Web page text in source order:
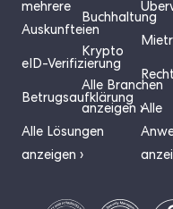
mehrere
Auskunfteien
eID-Verifizierung
Betrugsaufklärung
Alle Lösungen
anzeigen ›
Buchhaltung
Krypto
Alle Branchen
anzeigen ›Alle